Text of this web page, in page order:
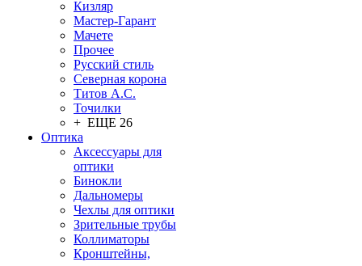
Кизляр
Мастер-Гарант
Мачете
Прочее
Русский стиль
Северная корона
Титов А.С.
Точилки
+ ЕЩЕ 26
Оптика
Аксессуары для
оптики
Бинокли
Дальномеры
Чехлы для оптики
Зрительные трубы
Коллиматоры
Кронштейны,